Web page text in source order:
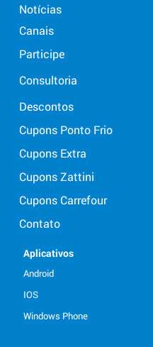
Notícias
Canais
Participe
Consultoria
Descontos
Cupons Ponto Frio
Cupons Extra
Cupons Zattini
Cupons Carrefour
Contato
Aplicativos
Android
IOS
Windows Phone